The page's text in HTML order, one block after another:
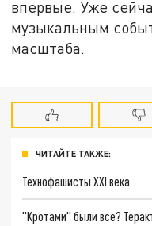
впервые. Уже
музыкальным
масштаба.
ЧИТАЙТЕ ТАКЖЕ:
Технофашисты XXI века
"Кротами" были все?